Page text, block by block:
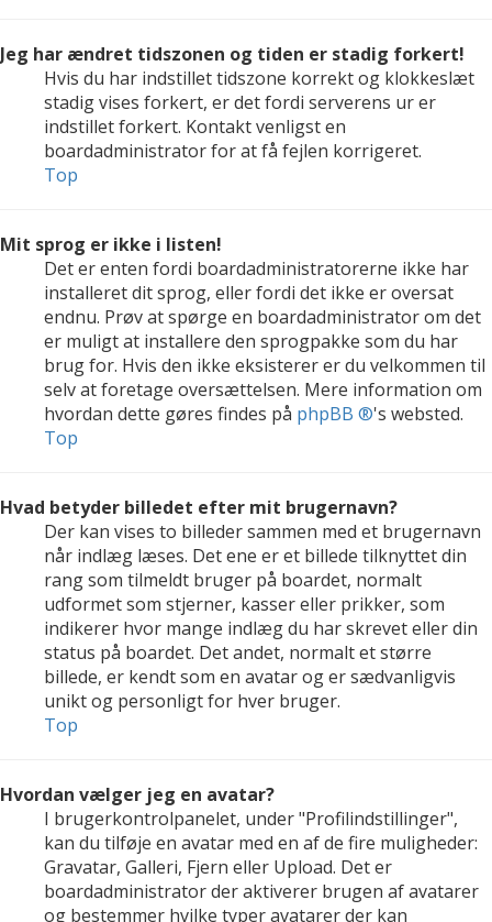
Jeg har ændret tidszonen og tiden er stadig forkert!
Hvis du har indstillet tidszone korrekt og klokkeslæt
stadig vises forkert, er det fordi serverens ur er
indstillet forkert. Kontakt venligst en
boardadministrator for at få fejlen korrigeret.
Top
Mit sprog er ikke i listen!
Det er enten fordi boardadministratorerne ikke har
installeret dit sprog, eller fordi det ikke er oversat
endnu. Prøv at spørge en boardadministrator om det
er muligt at installere den sprogpakke som du har
brug for. Hvis den ikke eksisterer er du velkommen til
selv at foretage oversættelsen. Mere information om
hvordan dette gøres findes på phpBB ®'s websted.
Top
Hvad betyder billedet efter mit brugernavn?
Der kan vises to billeder sammen med et brugernavn
når indlæg læses. Det ene er et billede tilknyttet din
rang som tilmeldt bruger på boardet, normalt
udformet som stjerner, kasser eller prikker, som
indikerer hvor mange indlæg du har skrevet eller din
status på boardet. Det andet, normalt et større
billede, er kendt som en avatar og er sædvanligvis
unikt og personligt for hver bruger.
Top
Hvordan vælger jeg en avatar?
I brugerkontrolpanelet, under "Profilindstillinger",
kan du tilføje en avatar med en af de fire muligheder:
Gravatar, Galleri, Fjern eller Upload. Det er
boardadministrator der aktiverer brugen af avatarer
og bestemmer hvilke typer avatarer der kan